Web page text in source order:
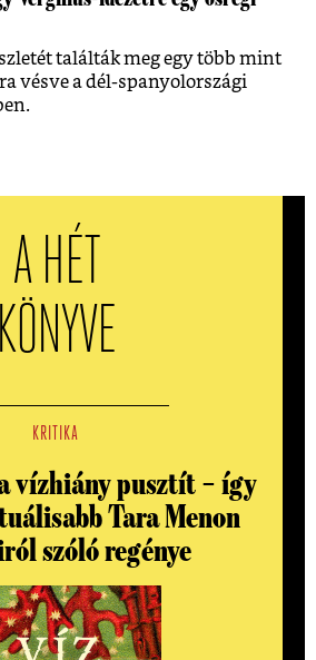
találták meg egy több mint
vésve a dél-spanyolországi
A HÉT
KÖNYVE
KRITIKA
vízhiány pusztít – így
Tara Menon
szóló regénye